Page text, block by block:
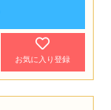
お気に入り登録